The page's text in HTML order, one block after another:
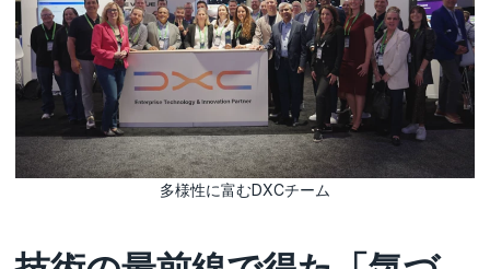
多様性に富むDXCチーム